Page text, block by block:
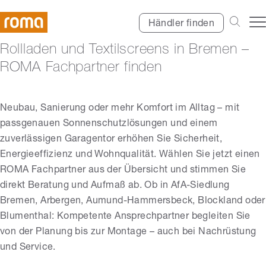
Händler finden
Rollladen und Textilscreens in Bremen –
ROMA Fachpartner finden
Neubau, Sanierung oder mehr Komfort im Alltag – mit
passgenauen Sonnenschutzlösungen und einem
zuverlässigen Garagentor erhöhen Sie Sicherheit,
Energieeffizienz und Wohnqualität. Wählen Sie jetzt einen
ROMA Fachpartner aus der Übersicht und stimmen Sie
direkt Beratung und Aufmaß ab. Ob in AfA-Siedlung
Bremen, Arbergen, Aumund-Hammersbeck, Blockland oder
Blumenthal: Kompetente Ansprechpartner begleiten Sie
von der Planung bis zur Montage – auch bei Nachrüstung
und Service.